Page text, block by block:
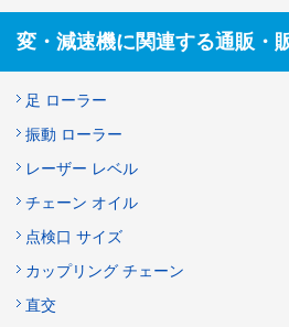
変・減速機に関連する通販・
足 ローラー
振動 ローラー
レーザー レベル
チェーン オイル
点検口 サイズ
カップリング チェーン
直交